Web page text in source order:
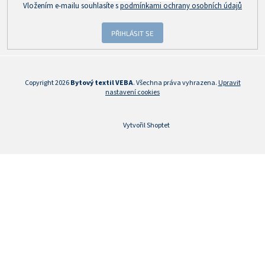
Vložením e-mailu souhlasíte spodmínkami ochrany osobních údajů
PŘIHLÁSIT SE
Vytvořil Shoptet
Copyright 2026Bytový textil VEBA. Všechna práva vyhrazena. Upravit
nastavení cookies